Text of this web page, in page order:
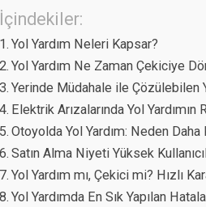
İçindekiler:
Yol Yardım Neleri Kapsar?
Yol Yardım Ne Zaman Çekiciye
Yerinde Müdahale ile Çözülebilen
Elektrik Arızalarında Yol Yardımın
Otoyolda Yol Yardım: Neden Daha
Satın Alma Niyeti Yüksek
Yol Yardım mı, Çekici mi? Hızlı
Yol Yardımda En Sık Yapılan